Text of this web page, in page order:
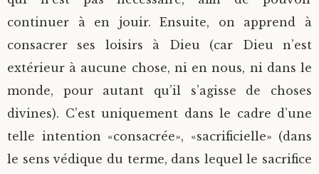
continuer à en jouir. Ensuite, on apprend à
consacrer ses loisirs à Dieu (car Dieu n’est
extérieur à aucune chose, ni en nous, ni dans le
monde, pour autant qu’il s’agisse de choses
divines). C’est uniquement dans le cadre d’une
telle intention «consacrée», «sacrificielle» (dans
le sens védique du terme, dans lequel le sacrifice